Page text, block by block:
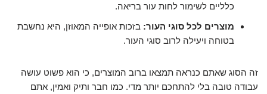
כלליים לשימור לחות עור בריאה.
מוצרים לכל סוגי העור: בזכות אופייה המאוזן, היא נחשבת
בטוחה ויעילה לרוב סוגי העור.
זה הסוג שאתם כנראה תמצאו ברוב המוצרים, כי הוא פשוט עושה
עבודה טובה בלי להתחכם יותר מדי. כמו חבר ותיק ואמין, אתם